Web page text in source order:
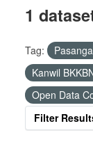
1
Tag:
Kanwil
Open Data
Filter